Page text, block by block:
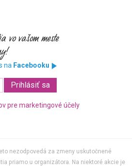
na Facebooku
pre marketingové účely
nezodpovedá za zmeny uskutočnené
priamo u organizátora. Na niektoré akcie je